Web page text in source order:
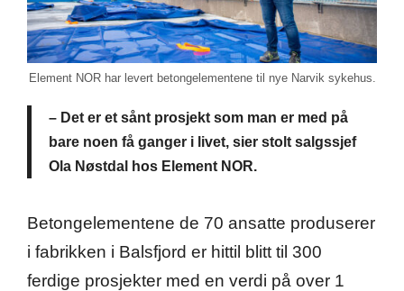
Element NOR har levert betongelementene til nye Narvik sykehus.
– Det er et sånt prosjekt som man er med på
bare noen få ganger i livet, sier stolt salgssjef
Ola Nøstdal hos Element NOR.
Betongelementene de 70 ansatte produserer
i fabrikken i Balsfjord er hittil blitt til 300
ferdige prosjekter med en verdi på over 1